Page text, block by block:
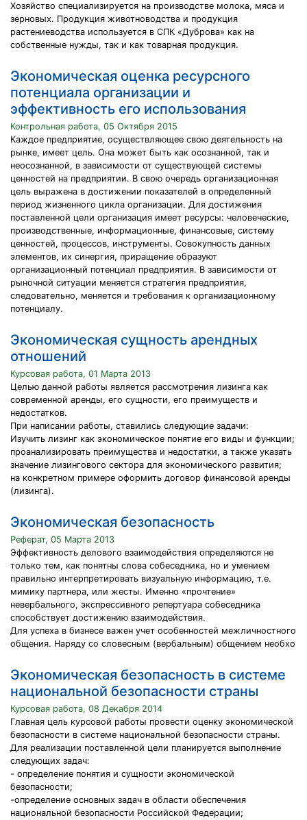
Хозяйство специализируется на производстве молока, мяса и
зерновых. Продукция животноводства и продукция
растениеводства используется в СПК «Дуброва» как на
собственные нужды, так и как товарная продукция.
Экономическая оценка ресурсного
потенциала организации и
эффективность его использования
Контрольная работа, 05 Октября 2015
Каждое предприятие, осуществляющее свою деятельность на
рынке, имеет цель. Она может быть как осознанной, так и
неосознанной, в зависимости от существующей системы
ценностей на предприятии. В свою очередь организационная
цель выражена в достижении показателей в определенный
период жизненного цикла организации. Для достижения
поставленной цели организация имеет ресурсы: человеческие,
производственные, информационные, финансовые, систему
ценностей, процессов, инструменты. Совокупность данных
элементов, их синергия, приращение образуют
организационный потенциал предприятия. В зависимости от
рыночной ситуации меняется стратегия предприятия,
следовательно, меняется и требования к организационному
потенциалу.
Экономическая сущность арендных
отношений
Курсовая работа, 01 Марта 2013
Целью данной работы является рассмотрения лизинга как
современной аренды, его сущности, его преимуществ и
недостатков.
При написании работы, ставились следующие задачи:
Изучить лизинг как экономическое понятие его виды и функции;
проанализировать преимущества и недостатки, а также указать
значение лизингового сектора для экономического развития;
на конкретном примере оформить договор финансовой аренды
(лизинга).
Экономическая безопасность
Реферат, 05 Марта 2013
Эффективность делового взаимодействия определяются не
только тем, как понятны слова собеседника, но и умением
правильно интерпретировать визуальную информацию, т.е.
мимику партнера, или жесты. Именно «прочтение»
невербального, экспрессивного репертуара собеседника
способствует достижению взаимодействия.
Для успеха в бизнесе важен учет особенностей межличностного
общения. Наряду со словесным (вербальным) общением необхо
Экономическая безопасность в системе
национальной безопасности страны
Курсовая работа, 08 Декабря 2014
Главная цель курсовой работы провести оценку экономической
безопасности в системе национальной безопасности страны.
Для реализации поставленной цели планируется выполнение
следующих задач:
- определение понятия и сущности экономической
безопасности;
-определение основных задач в области обеспечения
национальной безопасности Российской Федерации;